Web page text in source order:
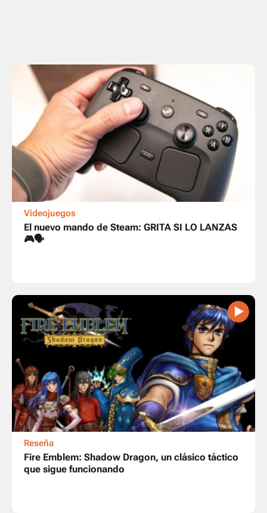
Videojuegos
El nuevo mando de Steam: GRITA SI LO LANZAS
🎮🗣
Reseña
Fire Emblem: Shadow Dragon, un clásico táctico
que sigue funcionando